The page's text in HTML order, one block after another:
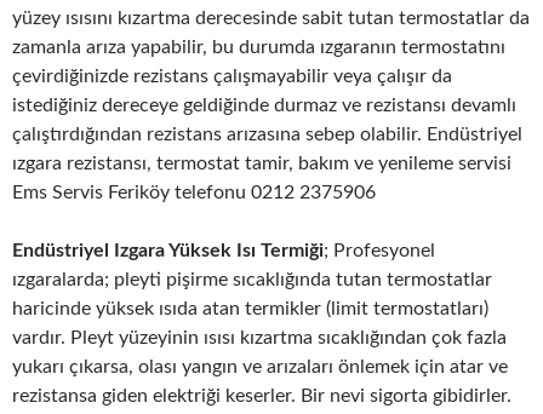
yüzey ısısını kızartma derecesinde sabit tutan termostatlar da
zamanla arıza yapabilir, bu durumda ızgaranın termostatını
çevirdiğinizde rezistans çalışmayabilir veya çalışır da
istediğiniz dereceye geldiğinde durmaz ve rezistansı devamlı
çalıştırdığından rezistans arızasına sebep olabilir. Endüstriyel
ızgara rezistansı, termostat tamir, bakım ve yenileme servisi
Ems Servis Feriköy telefonu 0212 2375906
Endüstriyel Izgara Yüksek Isı Termiği; Profesyonel
ızgaralarda; pleyti pişirme sıcaklığında tutan termostatlar
haricinde yüksek ısıda atan termikler (limit termostatları)
vardır. Pleyt yüzeyinin ısısı kızartma sıcaklığından çok fazla
yukarı çıkarsa, olası yangın ve arızaları önlemek için atar ve
rezistansa giden elektriği keserler. Bir nevi sigorta gibidirler.